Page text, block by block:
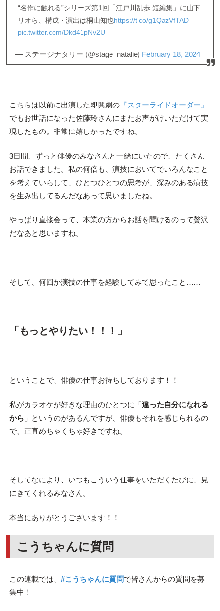
“名作に触れる”シリーズ第1回「江戸川乱歩 短編集」に山下
リオら、構成・演出は桐山知也https://t.co/g1QazVfTAD
pic.twitter.com/Dkd41pNv2U
— ステージナタリー (@stage_natalie) February 18, 2024
こちらは以前に出演した即興劇の『スターライドオーダー』
でもお世話になった佐藤玲さんにまたお声がけいただけて実
現したもの。非常に嬉しかったですね。
3日間、ずっと俳優のみなさんと一緒にいたので、たくさん
お話できました。私の何倍も、演技においてでいろんなこと
を考えていらして、ひとつひとつの思考が、深みのある演技
を生み出してるんだなあって思いましたね。
やっぱり直接会って、本業の方からお話を聞けるのって贅沢
だなあと思いますね。
そして、何回か演技の仕事を経験してみて思ったこと……
「もっとやりたい！！！」
ということで、俳優の仕事お待ちしております！！
私がカラオケが好きな理由のひとつに「違った自分になれる
から 」というのがあるんですが、俳優もそれを感じられるの
で、正直めちゃくちゃ好きですね。
そしてなにより、いつもこういう仕事をいただくたびに、見
にきてくれるみなさん。
本当にありがとうございます！！
こうちゃんに質問
この連載では、 #こうちゃんに質問で皆さんからの質問を募
集中！